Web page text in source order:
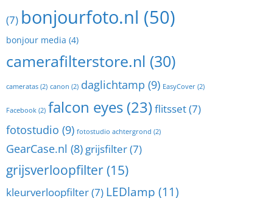
(7) bonjourfoto.nl (50)
bonjour media (4)
camerafilterstore.nl (30)
cameratas (2) canon (2) daglichtamp (9) EasyCover (2)
Facebook (2) falcon eyes (23)flitsset(7)
fotostudio (9) fotostudio achtergrond (2)
GearCase.nl (8) grijsfilter(7)
grijsverloopfilter(15)
kleurverloopfilter(7) LEDlamp (11)